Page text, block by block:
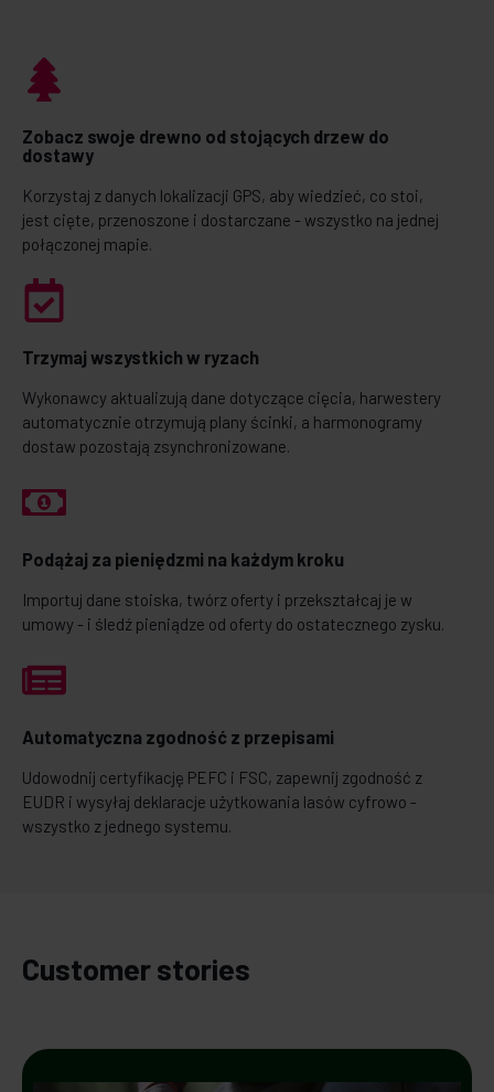
Zobacz swoje drewno od stojących drzew do
dostawy
Korzystaj z danych lokalizacji GPS, aby wiedzieć, co stoi,
jest cięte, przenoszone i dostarczane - wszystko na jednej
połączonej mapie.
Trzymaj wszystkich w ryzach
Wykonawcy aktualizują dane dotyczące cięcia, harwestery
automatycznie otrzymują plany ścinki, a harmonogramy
dostaw pozostają zsynchronizowane.
Podążaj za pieniędzmi na każdym kroku
Importuj dane stoiska, twórz oferty i przekształcaj je w
umowy - i śledź pieniądze od oferty do ostatecznego zysku.
Automatyczna zgodność z przepisami
Udowodnij certyfikację PEFC i FSC, zapewnij zgodność z
EUDR i wysyłaj deklaracje użytkowania lasów cyfrowo -
wszystko z jednego systemu.
Customer stories